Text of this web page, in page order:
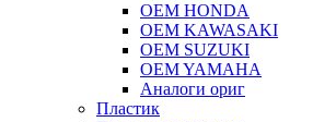
OEM HONDA
OEM KAWASAKI
OEM SUZUKI
OEM YAMAHA
Аналоги ориг
Пластик